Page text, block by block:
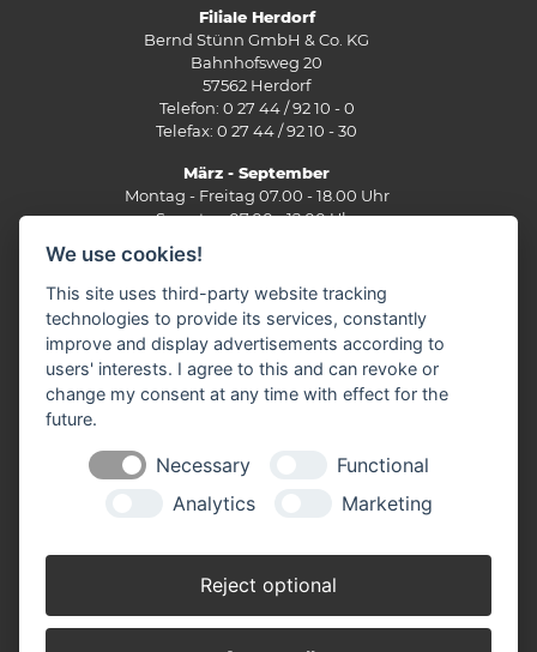
Filiale Herdorf
Bernd Stünn GmbH & Co. KG
Bahnhofsweg 20
57562 Herdorf
Telefon: 0 27 44 / 92 10 - 0
Telefax: 0 27 44 / 92 10 - 30
März - September
Montag - Freitag 07.00 - 18.00 Uhr
Samstag 07.00 - 12.00 Uhr
Oktober - Februar
Montag - Freitag 07.30 - 17.30 Uhr
Samstag 07.30 - 12.00 Uhr
Filiale Burbach
Ernst-Heinkel-Straße 12
Fax: 0 27 36 / 49 10 62
E-Mail:
info(at)stuenn-baustoffe.de
Montag - Freitag 07.30 - 17.30 Uhr
We use cookies!
This site uses third-party website tracking
technologies to provide its services, constantly
improve and display advertisements according to
users' interests. I agree to this and can revoke or
change my consent at any time with effect for the
future.
Necessary
Functional
Analytics
Marketing
Reject optional